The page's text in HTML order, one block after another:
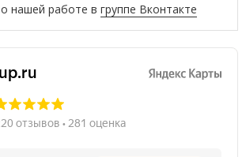
о нашей работе вгруппе Вконтакте